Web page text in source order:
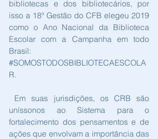
bibliotecas e dos bibliotecários, por
isso a 18ª Gestão do CFB elegeu 2019
como o Ano Nacional da Biblioteca
Escolar com a Campanha em todo
#SOMOSTODOSBIBLIOTECAESCOLA
R.
uníssonos ao Sistema para o
fortalecimento dos pensamentos e de
ações que envolvam a importância das